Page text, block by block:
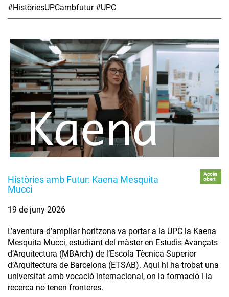
#HistòriesUPCambfutur #UPC
Històries amb Futur: Kaena Mesquita
Mucci
Accés
obert
19 de juny 2026
L’aventura d’ampliar horitzons va portar a la UPC la Kaena
Mesquita Mucci, estudiant del màster en Estudis Avançats
d’Arquitectura (MBArch) de l’Escola Tècnica Superior
d’Arquitectura de Barcelona (ETSAB). Aquí hi ha trobat una
universitat amb vocació internacional, on la formació i la
recerca no tenen fronteres.